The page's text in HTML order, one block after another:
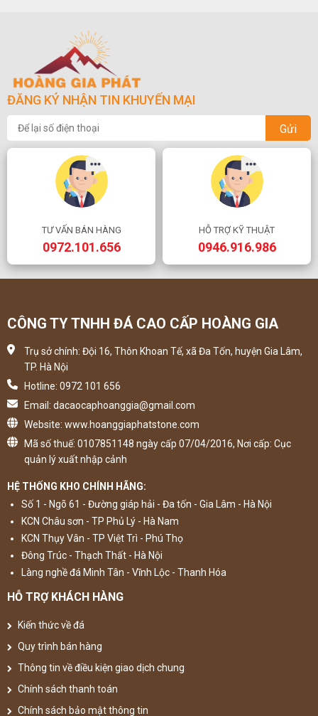
ĐĂNG KÝ NHẬN TIN KHUYẾN MẠI
Gửi
TƯ VẤN BÁN HÀNG
0972.101.656
HỖ TRỢ KỸ THUẬT
0946.916.986
CÔNG TY TNHH ĐÁ CAO CẤP HOÀNG GIA
Trụ sở chính: Đội 16, Thôn Khoan Tế, xã Đa Tốn, huyện Gia Lâm,
TP. Hà Nội
Hotline: 0972 101 656
Email: dacaocaphoanggia@gmail.com
Website: www.hoanggiaphatstone.com
Mã số thuế: 0107851148 ngày cấp 07/04/2016, Nơi cấp: Cục
quản lý xuất nhập cảnh
HỆ THỐNG KHO CHÍNH HÃNG:
Số 1 - Ngõ 61 - Đường giáp hải - Đa tốn - Gia Lâm - Hà Nội
KCN Châu sơn - TP Phủ Lý - Hà Nam
KCN Thụy Vân - TP Việt Trì - Phú Thọ
Đông Trúc - Thạch Thất - Hà Nội
Làng nghề đá Minh Tân - Vĩnh Lộc - Thanh Hóa
HỖ TRỢ KHÁCH HÀNG
Kiến thức về đá
Quy trình bán hàng
Thông tin về điều kiện giao dịch chung
Chính sách thanh toán
Chính sách bảo mật thông tin